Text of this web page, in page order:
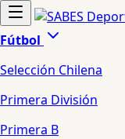
Fútbol
Selección Chilena
Primera División
Primera B